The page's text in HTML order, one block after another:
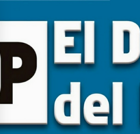
content
EL DIARIO DEL
PUEBLO